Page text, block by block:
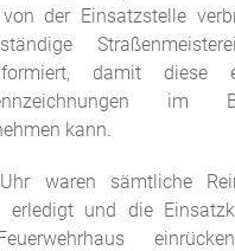
der Einsatzstelle
damit diese
Kennzeichnungen im
kann.
waren sämtliche
erledigt und die